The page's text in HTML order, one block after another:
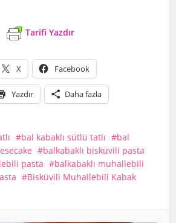
Tarifi Yazdır
X Facebook
Yazdır Daha fazla
bal kabaklı sütlü tatlı
bal
balkabaklı bisküvili pasta
pasta
balkabaklı muhallebili
Bisküvili Muhallebili Kabak